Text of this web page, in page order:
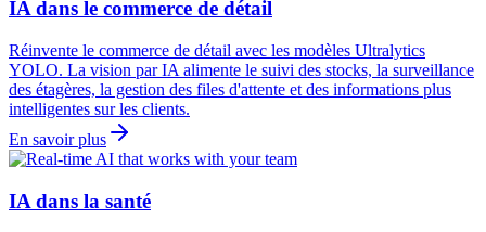
IA dans le commerce de détail
Réinvente le commerce de détail avec les modèles Ultralytics
YOLO. La vision par IA alimente le suivi des stocks, la surveillance
des étagères, la gestion des files d'attente et des informations plus
intelligentes sur les clients.
En savoir plus
IA dans la santé